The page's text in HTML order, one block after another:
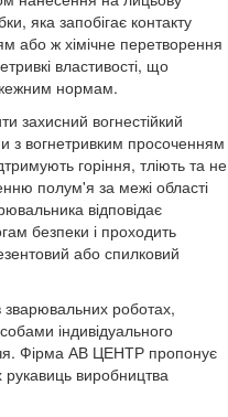
яка запобігає контакту
або ж хімічне перетворення
властивості, що
нормам.
вогнестійкий
з вогнетривким просоченням
горіння, тліють та не
полум'я за межі області
відповідає
безпеки і проходить
або спилковий
зварювальних роботах,
індивідуального
Фірма АВ ЦЕНТР пропонує
рукавиць виробництва